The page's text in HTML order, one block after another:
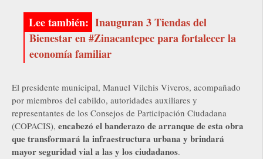
Inauguran 3 Tiendas del
Bienestar en #Zinacantepec para fortalecer la
economía familiar
El presidente municipal, Manuel Vilchis Viveros, acompañado
por miembros del cabildo, autoridades auxiliares y
representantes de los Consejos de Participación Ciudadana
(COPACIS), encabezó el banderazo de arranque de esta obra
que transformará la infraestructura urbana y brindará
mayor seguridad vial a las y los ciudadanos.